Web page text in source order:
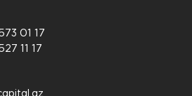
01 17
11 17